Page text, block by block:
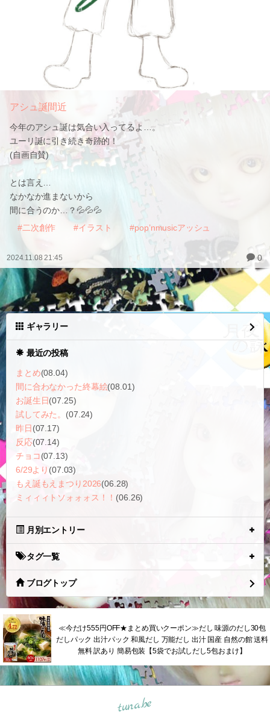
アシュ誕間近
今年のアシュ誕は気合い入ってるよ…。
ユーリ誕に引き続き奇跡的！
(自画自賛)
とは言え…
なかなか進まないから
間に合うのか…？💦💦💦
#二次創作
#イラスト #pop’nmusicアッシュ
2024.11.08 21:45 0
ギャラリー
最近の投稿
まとめ(08.04)
間に合わなかった終幕絵(08.01)
お誕生日(07.25)
試してみた。 (07.24)
昨日 (07.17)
反応(07.14)
チョコ(07.13)
6/29より (07.03)
もえ誕もえまつり2026(06.28)
ミィィィトソォォォス！！ (06.26)
月別エントリー
タグ一覧
ブログトップ
≪今だけ555円OFF★まとめ買いクーポン≫だし 味源のだし30包
だしパック 出汁パック 和風だし 万能だし 出汁 国産 自然の館 送料
無料 訳あり 簡易包装【5袋でお試しだし5包おまけ】
tuna.be